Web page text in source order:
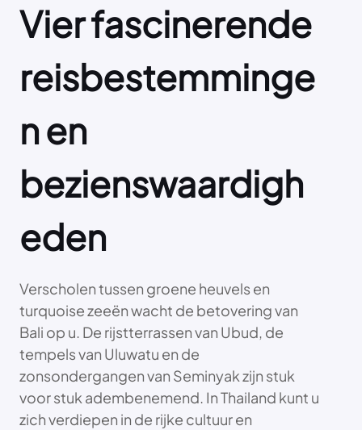
Vier fascinerende
reisbestemminge
n en
bezienswaardigh
eden
Verscholen tussen groene heuvels en
turquoise zeeën wacht de betovering van
Bali op u. De rijstterrassen van Ubud, de
tempels van Uluwatu en de
zonsondergangen van Seminyak zijn stuk
voor stuk adembenemend. In Thailand kunt u
zich verdiepen in de rijke cultuur en